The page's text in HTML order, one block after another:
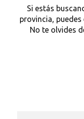
Si estás
provincia,
No te olvides